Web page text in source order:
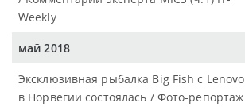
Weekly
май 2018
Эксклюзивная рыбалка Big Fish с Lenovo
в Норвегии состоялась / Фото-репортаж